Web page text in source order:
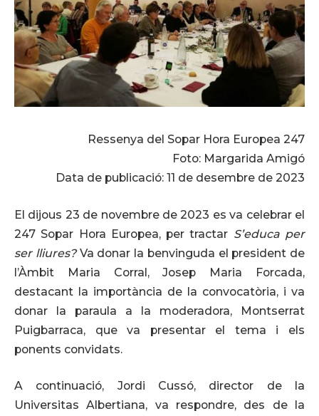
Ressenya del Sopar Hora Europea 247
Foto: Margarida Amigó
Data de publicació: 11 de desembre de 2023
El dijous 23 de novembre de 2023 es va celebrar el
247 Sopar Hora Europea, per tractar S’educa per
ser lliures?Va donar la benvinguda el president de
l’Àmbit Maria Corral, Josep Maria Forcada,
destacant la importància de la convocatòria, i va
donar la paraula a la moderadora, Montserrat
Puigbarraca, que va presentar el tema i els
ponents convidats.
A continuació, Jordi Cussó, director de la
Universitas Albertiana, va respondre, des de la